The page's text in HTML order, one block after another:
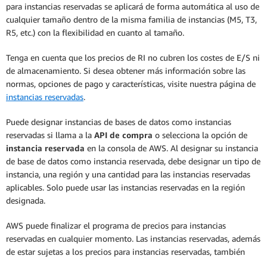
para instancias reservadas se aplicará de forma automática al uso de
cualquier tamaño dentro de la misma familia de instancias (M5, T3,
R5, etc.) con la flexibilidad en cuanto al tamaño.
Tenga en cuenta que los precios de RI no cubren los costes de E/S ni
de almacenamiento. Si desea obtener más información sobre las
normas, opciones de pago y características, visite nuestra página de
instancias reservadas.
Puede designar instancias de bases de datos como instancias
reservadas si llama a la API de compra o selecciona la opción de
instancia reservada en la consola de AWS. Al designar su instancia
de base de datos como instancia reservada, debe designar un tipo de
instancia, una región y una cantidad para las instancias reservadas
aplicables. Solo puede usar las instancias reservadas en la región
designada.
AWS puede finalizar el programa de precios para instancias
reservadas en cualquier momento. Las instancias reservadas, además
de estar sujetas a los precios para instancias reservadas, también